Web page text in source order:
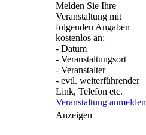
Melden Sie Ihre
Veranstaltung mit
folgenden Angaben
kostenlos an:
- Datum
- Veranstaltungsort
- Veranstalter
- evtl. weiterführender
Link, Telefon etc.
Veranstaltung anmelden
Anzeigen